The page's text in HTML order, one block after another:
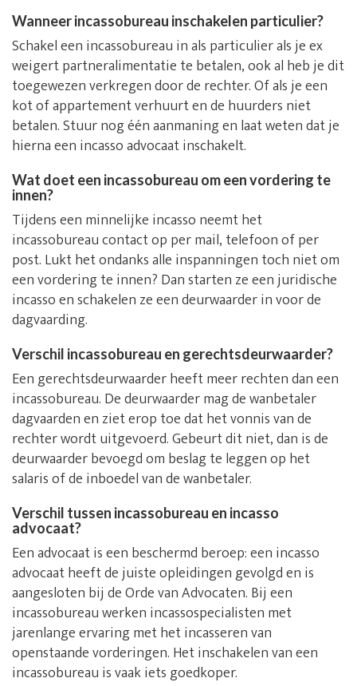
Wanneer incassobureau inschakelen particulier?
Schakel een incassobureau in als particulier als je ex
weigert partneralimentatie te betalen, ook al heb je dit
toegewezen verkregen door de rechter. Of als je een
kot of appartement verhuurt en de huurders niet
betalen. Stuur nog één aanmaning en laat weten dat je
hierna een incasso advocaat inschakelt.
Wat doet een incassobureau om een vordering te
innen?
Tijdens een minnelijke incasso neemt het
incassobureau contact op per mail, telefoon of per
post. Lukt het ondanks alle inspanningen toch niet om
een vordering te innen? Dan starten ze een juridische
incasso en schakelen ze een deurwaarder in voor de
dagvaarding.
Verschil incassobureau en gerechtsdeurwaarder?
Een gerechtsdeurwaarder heeft meer rechten dan een
incassobureau. De deurwaarder mag de wanbetaler
dagvaarden en ziet erop toe dat het vonnis van de
rechter wordt uitgevoerd. Gebeurt dit niet, dan is de
deurwaarder bevoegd om beslag te leggen op het
salaris of de inboedel van de wanbetaler.
Verschil tussen incassobureau en incasso
advocaat?
Een advocaat is een beschermd beroep: een incasso
advocaat heeft de juiste opleidingen gevolgd en is
aangesloten bij de Orde van Advocaten. Bij een
incassobureau werken incassospecialisten met
jarenlange ervaring met het incasseren van
openstaande vorderingen. Het inschakelen van een
incassobureau is vaak iets goedkoper.